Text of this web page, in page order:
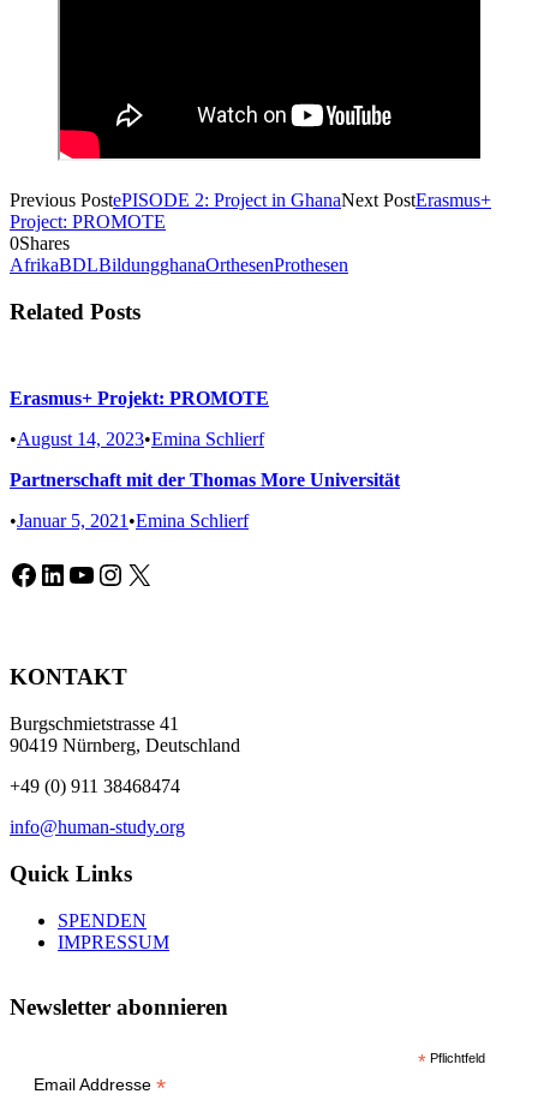
Previous PostePISODE 2: Project in GhanaNext PostErasmus+
Project: PROMOTE
0Shares
AfrikaBDLBildungghanaOrthesenProthesen
Related Posts
Erasmus+ Projekt: PROMOTE
•August 14, 2023•Emina Schlierf
Partnerschaft mit der Thomas More Universität
•Januar 5, 2021•Emina Schlierf
Facebook
LinkedIn
YouTube
Instagram
X
KONTAKT
Burgschmietstrasse 41
90419 Nürnberg, Deutschland
+49 (0) 911 38468474
info@human-study.org
Quick Links
SPENDEN
IMPRESSUM
Newsletter abonnieren
* Pflichtfeld
Email Addresse *